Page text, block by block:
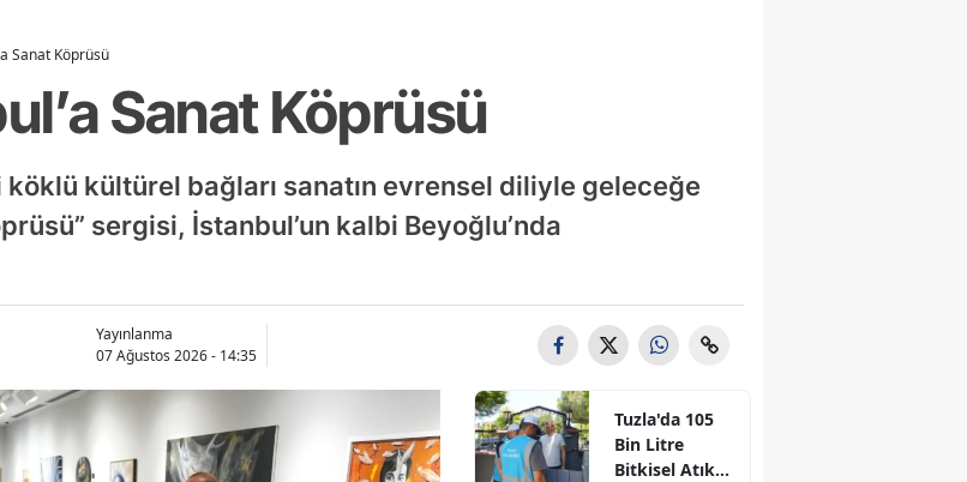
Sanat Köprüsü
Sanat Köprüsü
kültürel bağları sanatın evrensel diliyle geleceğe
sergisi, İstanbul’un kalbi Beyoğlu’nda
Yayınlanma
07 Ağustos 2026 - 14:35
Tuzla'da 105
Bin Litre
Bitkisel Atık